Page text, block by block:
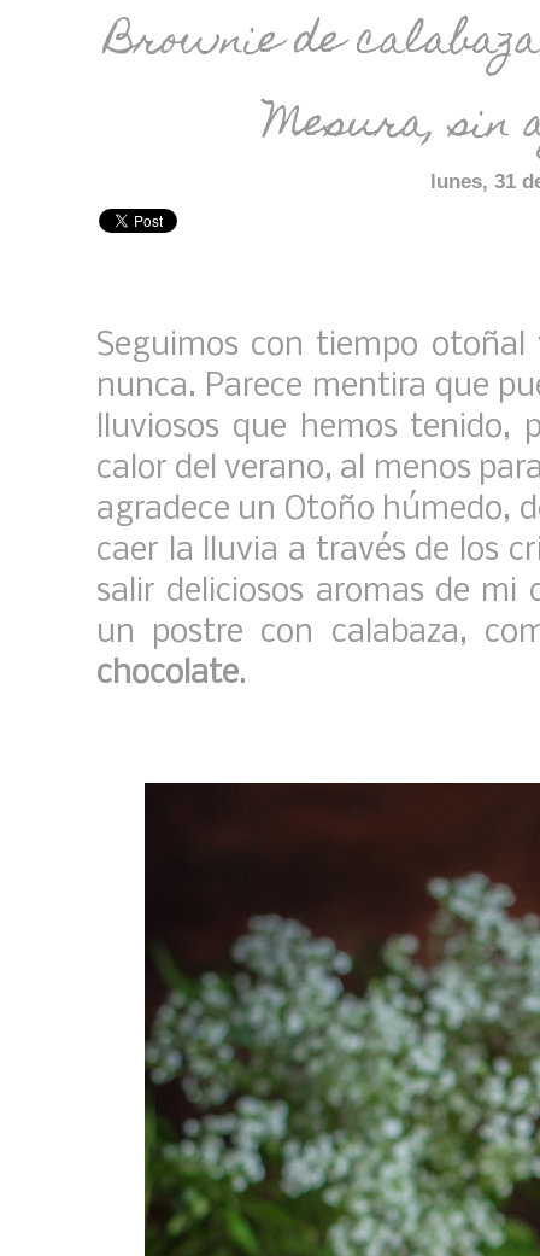
Brownie de
Mesura, sin
lunes, 31
Seguimos con tiempo
nunca. Parece mentira que
lluviosos que hemos tenido,
calor del verano, al menos
agradece un Otoño húmedo,
caer la lluvia a través de los
salir deliciosos aromas de
un postre con calabaza,
chocolate.